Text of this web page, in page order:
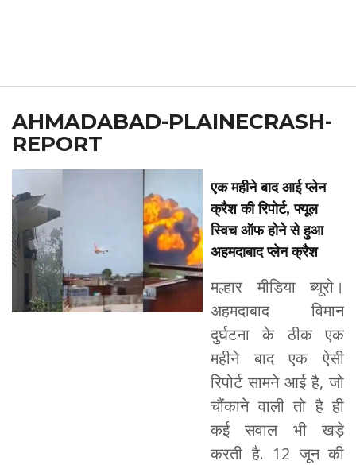
AHMADABAD-PLAINECRASH-
REPORT
एक महीने बाद आई प्लेन
क्रैश की रिपोर्ट, फ्यूल
स्विच ऑफ होने से हुआ
अहमदाबाद प्लेन क्रैश
मल्हार मीडिया ब्यूरो।
अहमदाबाद विमान
दुर्घटना के ठीक एक
महीने बाद एक ऐसी
रिपोर्ट सामने आई है, जो
चौंकाने वाली तो है ही
कई सवाल भी खड़े
करती है. 12 जून की